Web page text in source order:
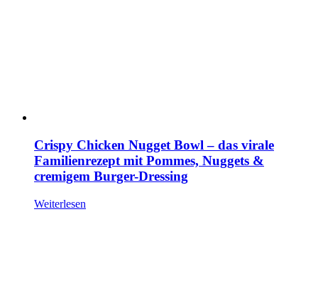
Crispy Chicken Nugget Bowl – das virale
Familienrezept mit Pommes, Nuggets &
cremigem Burger-Dressing
Weiterlesen